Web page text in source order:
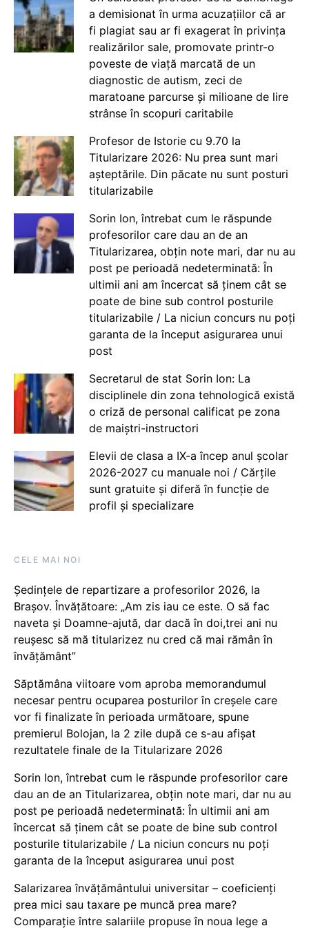
a demisionat în urma acuzațiilor că ar
fi plagiat sau ar fi exagerat în privința
realizărilor sale, promovate printr-o
poveste de viață marcată de un
diagnostic de autism, zeci de
maratoane parcurse și milioane de lire
strânse în scopuri caritabile
Profesor de Istorie cu 9.70 la
Titularizare 2026: Nu prea sunt mari
așteptările. Din păcate nu sunt posturi
titularizabile
Sorin Ion, întrebat cum le răspunde
profesorilor care dau an de an
Titularizarea, obțin note mari, dar nu au
post pe perioadă nedeterminată: În
ultimii ani am încercat să ținem cât se
poate de bine sub control posturile
titularizabile / La niciun concurs nu poți
garanta de la început asigurarea unui
post
Secretarul de stat Sorin Ion: La
disciplinele din zona tehnologică există
o criză de personal calificat pe zona
de maiștri-instructori
Elevii de clasa a IX-a încep anul școlar
2026-2027 cu manuale noi / Cărțile
sunt gratuite și diferă în funcție de
profil și specializare
CELE MAI NOI
Ședințele de repartizare a profesorilor 2026, la
Brașov. Învățătoare: „Am zis iau ce este. O să fac
naveta și Doamne-ajută, dar dacă în doi,trei ani nu
reușesc să mă titularizez nu cred că mai rămân în
învățământ”
Săptămâna viitoare vom aproba memorandumul
necesar pentru ocuparea posturilor în creșele care
vor fi finalizate în perioada următoare, spune
premierul Bolojan, la 2 zile după ce s-au afișat
rezultatele finale de la Titularizare 2026
Sorin Ion, întrebat cum le răspunde profesorilor care
dau an de an Titularizarea, obțin note mari, dar nu au
post pe perioadă nedeterminată: În ultimii ani am
încercat să ținem cât se poate de bine sub control
posturile titularizabile / La niciun concurs nu poți
garanta de la început asigurarea unui post
Salarizarea învățământului universitar – coeficienți
prea mici sau taxare pe muncă prea mare?
Comparație între salariile propuse în noua lege a